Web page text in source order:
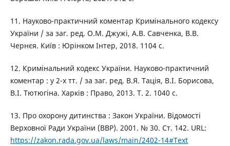
11. Науково-практичний коментар Кримінального кодексу
України / за заг. ред. О.М. Джужі, А.В. Савченка, В.В.
Чернєя. Київ : Юрінком Інтер, 2018. 1104 с.
12. Кримінальний кодекс України. Науково-практичний
коментар : у 2-х тт. / за заг. ред. В.Я. Тація, В.І. Борисова,
В.І. Тютюгіна. Харків : Право, 2013. Т. 2. 1040 с.
13. Про охорону дитинства : Закон України. Відомості
Верховної Ради України (ВВР). 2001. № 30. Ст. 142. URL:
https://zakon.rada.gov.ua/laws/main/2402-14#Text